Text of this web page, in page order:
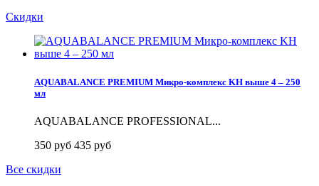
Скидки
AQUABALANCE PREMIUM Микро-комплекс KH выше 4 – 250
мл
AQUABALANCE PROFESSIONAL...
350 руб 435 руб
Все скидки